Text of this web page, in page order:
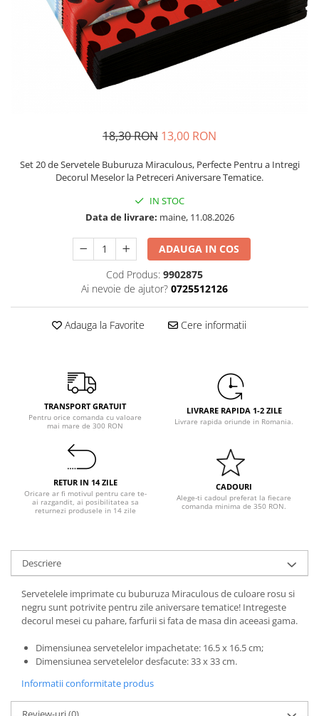
Confetti
Suflatori si Coifuri
Petrecere Star Wars
Petrecere Super Mario
Petrecere Supereroi
Petrecere LOL Surprise
Petrecere Pisicute
Petrecere Printese Disney
Petrecere Unicorni
Pastel Party
Petrecere Mexicana
Petrecere Tropicala
Summer Party
Petrecere 30 ani
Petrecere 40 Ani
Petrecere 50 ani
Ocazie
Anul Nou
Gender Reveal
Botez
Halloween
Nunta
Paste
Petrecere 1 An
18,30 RON 13,00 RON
Set 20 de Servetele Buburuza Miraculous, Perfecte Pentru a Intregi
Decorul Meselor la Petreceri Aniversare Tematice.
IN STOC
Data de livrare: maine, 11.08.2026
ADAUGA IN COS
Cod Produs: 9902875
Ai nevoie de ajutor? 0725512126
Adauga la Favorite Cere informatii
TRANSPORT GRATUIT
Pentru orice comanda cu valoare
mai mare de 300 RON
LIVRARE RAPIDA 1-2 ZILE
Livrare rapida oriunde in Romania.
RETUR IN 14 ZILE
Oricare ar fi motivul pentru care te-
ai razgandit, ai posibilitatea sa
returnezi produsele in 14 zile
CADOURI
Alege-ti cadoul preferat la fiecare
comanda minima de 350 RON.
Descriere
Servetelele imprimate cu buburuza Miraculous de culoare rosu si
negru sunt potrivite pentru zile aniversare tematice! Intregeste
decorul mesei cu pahare, farfurii si fata de masa din aceeasi gama.
Dimensiunea servetelelor impachetate: 16.5 x 16.5 cm;
Dimensiunea servetelelor desfacute: 33 x 33 cm.
Informatii conformitate produs